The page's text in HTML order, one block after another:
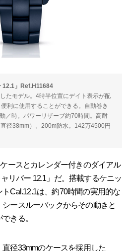
12.1」Ref.H11684
たモデル。4時半位置にデイト表示が配
利に使用することができる。自動巻き
／時。パワーリザーブ約70時間。高耐
径38mm）。200m防水。142万4500円
ースとカレンダー付きのダイアル
リバー 12.1」だ。搭載するケニッ
Cal.12.1は、約70時間の実用的な
ースルーバックからその動きと
きる。
径33mmのケースを採用した